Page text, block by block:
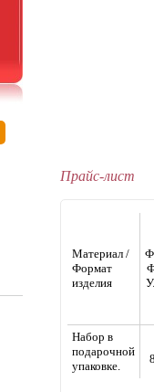
Прайс-лист
Материал /
Формат
изделия
Набор в
подарочной
упаковке.